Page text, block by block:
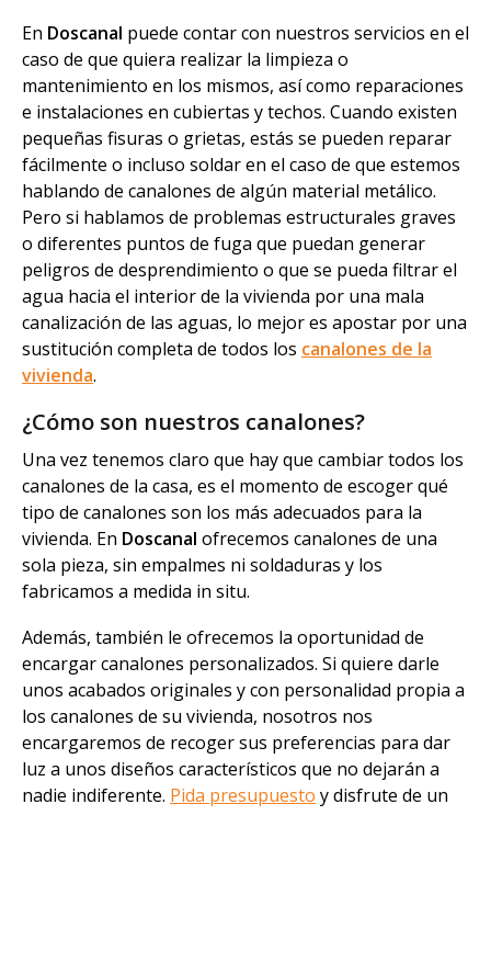
En Doscanal puede contar con nuestros servicios en el
caso de que quiera realizar la limpieza o
mantenimiento en los mismos, así como reparaciones
e instalaciones en cubiertas y techos. Cuando existen
pequeñas fisuras o grietas, estás se pueden reparar
fácilmente o incluso soldar en el caso de que estemos
hablando de canalones de algún material metálico.
Pero si hablamos de problemas estructurales graves
o diferentes puntos de fuga que puedan generar
peligros de desprendimiento o que se pueda filtrar el
agua hacia el interior de la vivienda por una mala
canalización de las aguas, lo mejor es apostar por una
sustitución completa de todos los canalones de la
vivienda.
¿Cómo son nuestros canalones?
Una vez tenemos claro que hay que cambiar todos los
canalones de la casa, es el momento de escoger qué
tipo de canalones son los más adecuados para la
vivienda. En Doscanal ofrecemos canalones de una
sola pieza, sin empalmes ni soldaduras y los
fabricamos a medida in situ.
Además, también le ofrecemos la oportunidad de
encargar canalones personalizados. Si quiere darle
unos acabados originales y con personalidad propia a
los canalones de su vivienda, nosotros nos
encargaremos de recoger sus preferencias para dar
luz a unos diseños característicos que no dejarán a
nadie indiferente. Pida presupuesto y disfrute de un